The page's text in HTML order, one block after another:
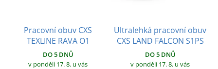
Pracovní obuv CXS
TEXLINE RAVA O1
DO 5 DNŮ
v pondělí 17. 8. u vás
Ultralehká pracovní obuv
CXS LAND FALCON S1PS
DO 5 DNŮ
v pondělí 17. 8. u vás